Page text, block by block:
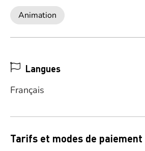
Animation
Langues
Français
Tarifs et modes de paiement